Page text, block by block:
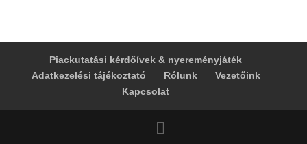
Piackutatási kérdőívek & nyereményjáték
Adatkezelési tájékoztató
Rólunk
Vezetőink
Kapcsolat